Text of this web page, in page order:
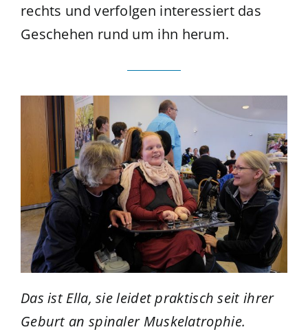
rechts und verfolgen interessiert das
Geschehen rund um ihn herum.
Das ist Ella, sie leidet praktisch seit ihrer
Geburt an spinaler Muskelatrophie.